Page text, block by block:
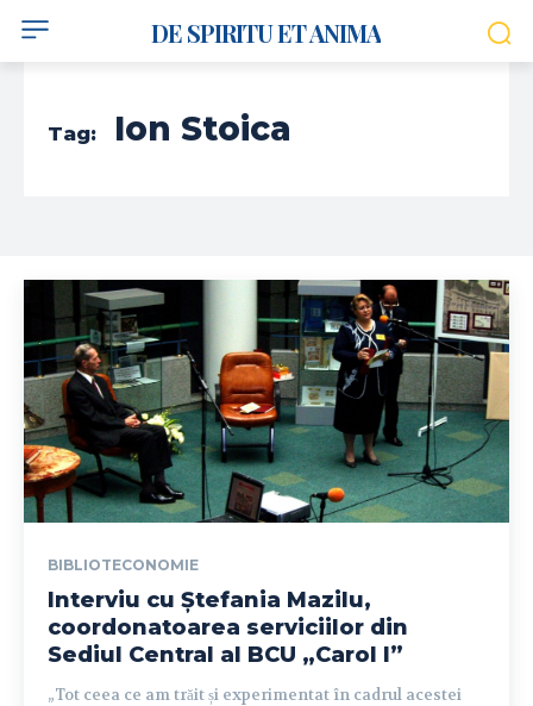
DE SPIRITU ET ANIMA
Tag: Ion Stoica
BIBLIOTECONOMIE
Interviu cu Ștefania Mazilu,
coordonatoarea serviciilor din
Sediul Central al BCU „Carol I”
„Tot ceea ce am trăit și experimentat în cadrul acestei